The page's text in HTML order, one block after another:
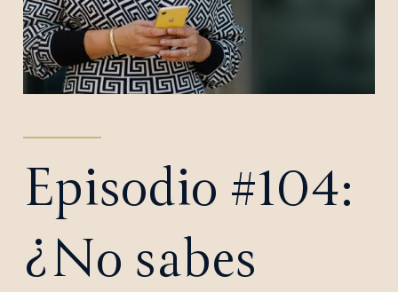
Episodio #104:
¿No sabes